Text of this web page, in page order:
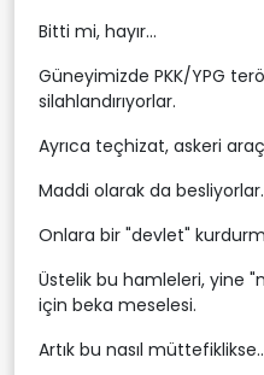
Bitti mi, hayır...
Güneyimizde PKK/YPG
silahlandırıyorlar.
Ayrıca teçhizat, askeri
Maddi olarak da besliyorlar.
Onlara bir "devlet"
Üstelik bu hamleleri, yine
için beka meselesi.
Artık bu nasıl